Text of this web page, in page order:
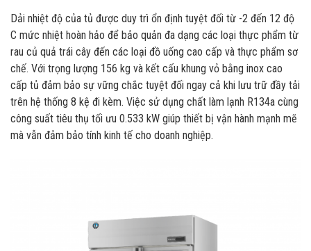
Dải nhiệt độ của tủ được duy trì ổn định tuyệt đối từ -2 đến 12 độ
C mức nhiệt hoàn hảo để bảo quản đa dạng các loại thực phẩm từ
rau củ quả trái cây đến các loại đồ uống cao cấp và thực phẩm sơ
chế. Với trọng lượng 156 kg và kết cấu khung vỏ bằng inox cao
cấp tủ đảm bảo sự vững chắc tuyệt đối ngay cả khi lưu trữ đầy tải
trên hệ thống 8 kệ đi kèm. Việc sử dụng chất làm lạnh R134a cùng
công suất tiêu thụ tối ưu 0.533 kW giúp thiết bị vận hành mạnh mẽ
mà vẫn đảm bảo tính kinh tế cho doanh nghiệp.